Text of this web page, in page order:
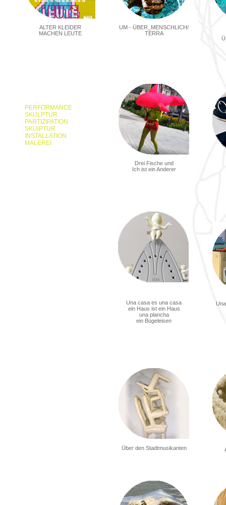
ALTER KLEIDER
MACHEN LEUTE
UM - ÜBER_MENSCHLICH/
TERRA
PERFORMANCE
SKULPTUR
PARTIZIPATION
SKUlPTUR
INSTALLATION
MALEREI
Drei Fische und
Ich ist ein Anderer
Una casa es una casa
ein Haus ist ein Haus
una plancha
ein Bügeleisen
Über den Stadtmusikanten